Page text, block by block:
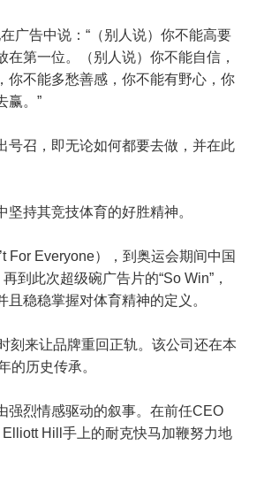
广告中说：“（别人说）你不能高要
第一位。（别人说）你不能自信，
你不能多愁善感，你不能有野心，你
赢。”
号召，即无论如何都要去做，并在此
持其竞技体育的好胜精神。
For Everyone），到奥运会期间中国
到此次超级碗广告片的“So Win”，
稳稳掌握对体育精神的定义。
刻来让品牌重回正轨。该公司还在本
的历史传承。
强烈情感驱动的叙事。在前任CEO
Hill手上的耐克快马加鞭努力地